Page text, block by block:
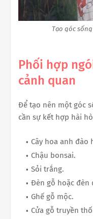
Tạo góc
Phối hợp
cảnh quan
Để tạo nên một góc
cần sự kết hợp hài
Cây hoa anh đào
Chậu bonsai.
Sỏi trắng.
Đèn gỗ hoặc đèn
Ghế gỗ mộc.
Cửa gỗ truyền